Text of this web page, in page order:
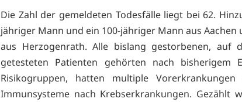
Die Zahl der gemeldeten Todesfälle liegt bei 62.
jähriger Mann und ein 100-jähriger Mann aus Aachen
aus Herzogenrath. Alle bislang gestorbenen, auf
getesteten Patienten gehörten nach bisherigem
Risikogruppen, hatten multiple
Immunsysteme nach Krebserkrankungen. Gezählt